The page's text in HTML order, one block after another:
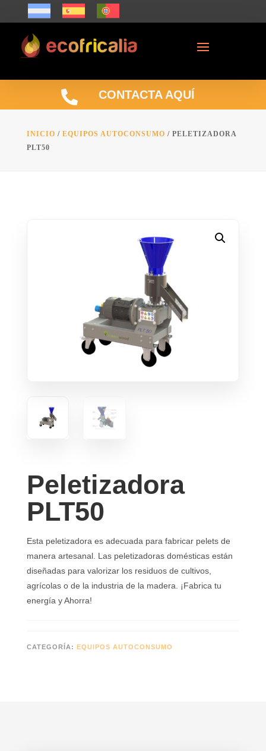
 CONTACTA AQUÍ
INICIO / EQUIPOS AUTOCONSUMO / PELETIZADORA
PLT50
Peletizadora
PLT50
Esta peletizadora es adecuada para fabricar pelets de
manera artesanal. Las peletizadoras domésticas están
diseñadas para valorizar los residuos de cultivos,
agrícolas o de la industria de la madera. ¡Fabrica tu
energí­a y Ahorra!
CATEGORÍA: EQUIPOS AUTOCONSUMO